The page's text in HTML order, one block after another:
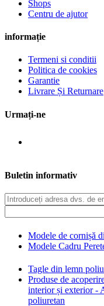
Shops
Centru de ajutor
informație
Termeni si conditii
Politica de cookies
Garantie
Livrare Și Returnare
Urmați-ne
Buletin informativ
Modele de cornișă
Modele Cadru
Tagle din lemn
Produse de
interior și exterior -
poliuretan